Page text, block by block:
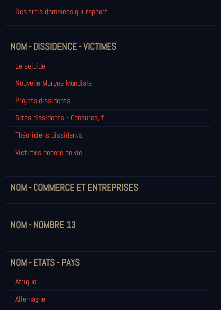
Des trois domaines qui rapport
NOM - DISSIDENCE - VICTIMES
Le suicide
Nouvelle Morgue Mondiale
Projets dissidents
Sites dissidents - Censures, f
Théoriciens dissidents
Victimes encore en vie
NOM - COMMERCE ET ENTREPRISES
NOM - NOMBRE 13
NOM - ETATS - PAYS
Afrique
Allemagne